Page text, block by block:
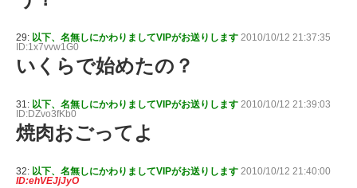
29: 以下、名無しにかわりましてVIPがお送りします 2010/10/12 21:37:35
ID:1x7vvw1G0
いくらで始めたの？
31: 以下、名無しにかわりましてVIPがお送りします 2010/10/12 21:39:03
ID:DZvo3fKb0
焼肉おごってよ
32: 以下、名無しにかわりましてVIPがお送りします 2010/10/12 21:40:00
ID:ehVEJjJyO